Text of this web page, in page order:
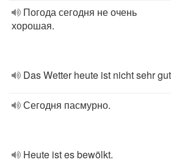
Погода сегодня не очень
хорошая.
Das Wetter heute ist nicht sehr
Сегодня пасмурно.
Heute ist es bewölkt.